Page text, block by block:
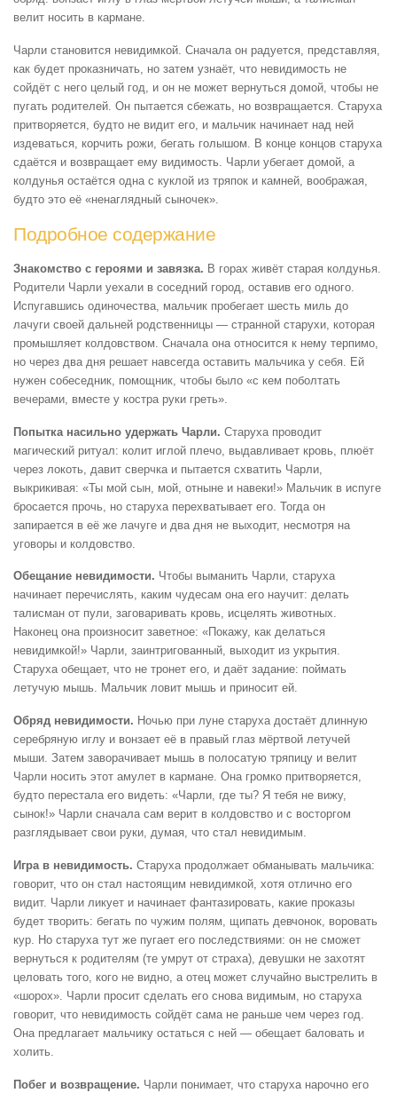
велит носить в кармане.
Чарли становится невидимкой. Сначала он радуется, представляя,
как будет проказничать, но затем узнаёт, что невидимость не
сойдёт с него целый год, и он не может вернуться домой, чтобы не
пугать родителей. Он пытается сбежать, но возвращается. Старуха
притворяется, будто не видит его, и мальчик начинает над ней
издеваться, корчить рожи, бегать голышом. В конце концов старуха
сдаётся и возвращает ему видимость. Чарли убегает домой, а
колдунья остаётся одна с куклой из тряпок и камней, воображая,
будто это её «ненаглядный сыночек».
Подробное содержание
Знакомство с героями и завязка. В горах живёт старая колдунья.
Родители Чарли уехали в соседний город, оставив его одного.
Испугавшись одиночества, мальчик пробегает шесть миль до
лачуги своей дальней родственницы — странной старухи, которая
промышляет колдовством. Сначала она относится к нему терпимо,
но через два дня решает навсегда оставить мальчика у себя. Ей
нужен собеседник, помощник, чтобы было «с кем поболтать
вечерами, вместе у костра руки греть».
Попытка насильно удержать Чарли. Старуха проводит
магический ритуал: колит иглой плечо, выдавливает кровь, плюёт
через локоть, давит сверчка и пытается схватить Чарли,
выкрикивая: «Ты мой сын, мой, отныне и навеки!» Мальчик в испуге
бросается прочь, но старуха перехватывает его. Тогда он
запирается в её же лачуге и два дня не выходит, несмотря на
уговоры и колдовство.
Обещание невидимости. Чтобы выманить Чарли, старуха
начинает перечислять, каким чудесам она его научит: делать
талисман от пули, заговаривать кровь, исцелять животных.
Наконец она произносит заветное: «Покажу, как делаться
невидимкой!» Чарли, заинтригованный, выходит из укрытия.
Старуха обещает, что не тронет его, и даёт задание: поймать
летучую мышь. Мальчик ловит мышь и приносит ей.
Обряд невидимости. Ночью при луне старуха достаёт длинную
серебряную иглу и вонзает её в правый глаз мёртвой летучей
мыши. Затем заворачивает мышь в полосатую тряпицу и велит
Чарли носить этот амулет в кармане. Она громко притворяется,
будто перестала его видеть: «Чарли, где ты? Я тебя не вижу,
сынок!» Чарли сначала сам верит в колдовство и с восторгом
разглядывает свои руки, думая, что стал невидимым.
Игра в невидимость. Старуха продолжает обманывать мальчика:
говорит, что он стал настоящим невидимкой, хотя отлично его
видит. Чарли ликует и начинает фантазировать, какие проказы
будет творить: бегать по чужим полям, щипать девчонок, воровать
кур. Но старуха тут же пугает его последствиями: он не сможет
вернуться к родителям (те умрут от страха), девушки не захотят
целовать того, кого не видно, а отец может случайно выстрелить в
«шорох». Чарли просит сделать его снова видимым, но старуха
говорит, что невидимость сойдёт сама не раньше чем через год.
Она предлагает мальчику остаться с ней — обещает баловать и
холить.
Побег и возвращение. Чарли понимает, что старуха нарочно его